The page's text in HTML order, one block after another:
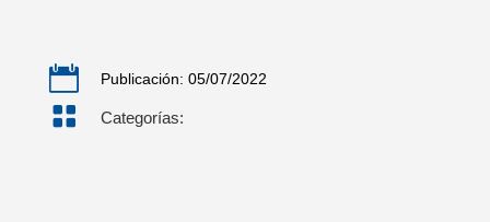
 Publicación: 05/07/2022
 Categorías: